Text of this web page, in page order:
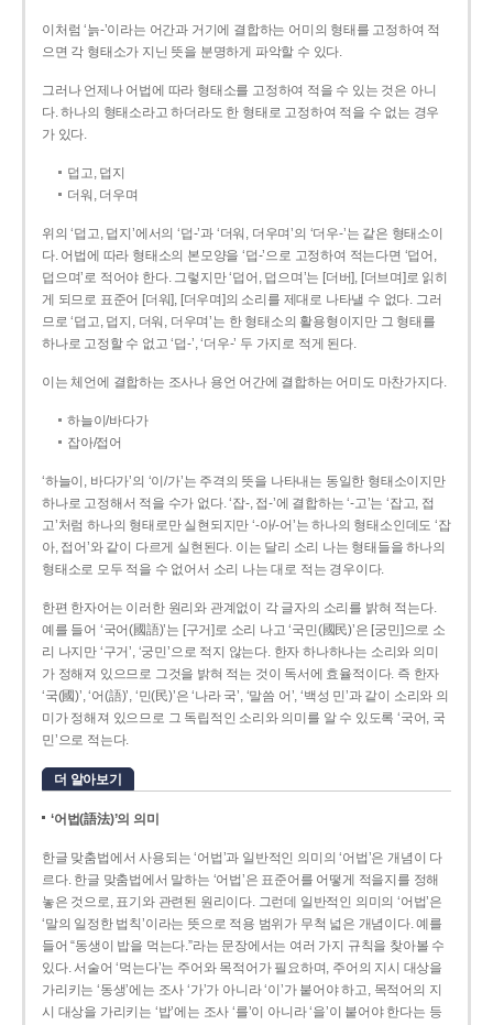
이처럼 ‘늙-­’이라는 어간과 거기에 결합하는 어미의 형태를 고정하여 적
으면 각 형태소가 지닌 뜻을 분명하게 파악할 수 있다.
그러나 언제나 어법에 따라 형태소를 고정하여 적을 수 있는 것은 아니
다. 하나의 형태소라고 하더라도 한 형태로 고정하여 적을 수 없는 경우
가 있다.
덥고, 덥지
더워, 더우며
위의 ‘덥고, 덥지’에서의 ‘덥-­’과 ‘더워, 더우며’의 ‘더우-­’는 같은 형태소이
다. 어법에 따라 형태소의 본모양을 ‘덥-­’으로 고정하여 적는다면 ‘덥어,
덥으며’로 적어야 한다. 그렇지만 ‘덥어, 덥으며’는 [더버], [더브며]로 읽히
게 되므로 표준어 [더워], [더우며]의 소리를 제대로 나타낼 수 없다. 그러
므로 ‘덥고, 덥지, 더워, 더우며’는 한 형태소의 활용형이지만 그 형태를
하나로 고정할 수 없고 ‘덥-’, ‘더우-’ 두 가지로 적게 된다.
이는 체언에 결합하는 조사나 용언 어간에 결합하는 어미도 마찬가지다.
하늘이/바다가
잡아/접어
‘하늘이, 바다가’의 ‘이/가’는 주격의 뜻을 나타내는 동일한 형태소이지만
하나로 고정해서 적을 수가 없다. ‘잡-, 접-’에 결합하는 ‘-고’는 ‘잡고, 접
고’처럼 하나의 형태로만 실현되지만 ‘-아/-어’는 하나의 형태소인데도 ‘잡
아, 접어’와 같이 다르게 실현된다. 이는 달리 소리 나는 형태들을 하나의
형태소로 모두 적을 수 없어서 소리 나는 대로 적는 경우이다.
한편 한자어는 이러한 원리와 관계없이 각 글자의 소리를 밝혀 적는다.
예를 들어 ‘국어(國語)’는 [구거]로 소리 나고 ‘국민(國民)’은 [궁민]으로 소
리 나지만 ‘구거’, ‘궁민’으로 적지 않는다. 한자 하나하나는 소리와 의미
가 정해져 있으므로 그것을 밝혀 적는 것이 독서에 효율적이다. 즉 한자
‘국(國)’, ‘어(語)’, ‘민(民)’은 ‘나라 국’, ‘말씀 어’, ‘백성 민’과 같이 소리와 의
미가 정해져 있으므로 그 독립적인 소리와 의미를 알 수 있도록 ‘국어, 국
민’으로 적는다.
더 알아보기
‘어법(語法)’의 의미
한글 맞춤법에서 사용되는 ‘어법’과 일반적인 의미의 ‘어법’은 개념이 다
르다. 한글 맞춤법에서 말하는 ‘어법’은 표준어를 어떻게 적을지를 정해
놓은 것으로, 표기와 관련된 원리이다. 그런데 일반적인 의미의 ‘어법’은
‘말의 일정한 법칙’이라는 뜻으로 적용 범위가 무척 넓은 개념이다. 예를
들어 “동생이 밥을 먹는다.”라는 문장에서는 여러 가지 규칙을 찾아볼 수
있다. 서술어 ‘먹는다’는 주어와 목적어가 필요하며, 주어의 지시 대상을
가리키는 ‘동생’에는 조사 ‘가’가 아니라 ‘이’가 붙어야 하고, 목적어의 지
시 대상을 가리키는 ‘밥’에는 조사 ‘를’이 아니라 ‘을’이 붙어야 한다는 등